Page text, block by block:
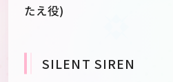
たえ役)
SILENT SIREN